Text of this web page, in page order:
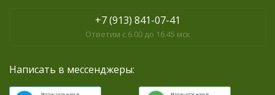
+7 (913) 841-07-41
Ответим с 6.00 до 16.45 мск
Написать в мессенджеры: